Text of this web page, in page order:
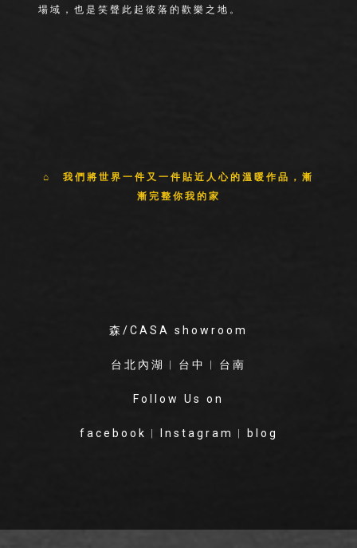
場域，也是笑聲此起彼落的歡樂之地。
⌂ 我們將世界一件又一件貼近人心的溫暖作品，漸
漸完整你我的家
森/CASA showroom
台北內湖 ︱ 台中 ︱ 台南
Follow Us on
facebook ︱ Instagram ︱ blog